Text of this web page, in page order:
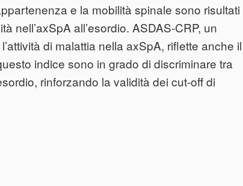
e la mobilità spinale sono risultati
nell’axSpA all’esordio. ASDAS-CRP, un
di malattia nella axSpA, riflette anche il
indice sono in grado di discriminare tra
rinforzando la validità dei cut-off di